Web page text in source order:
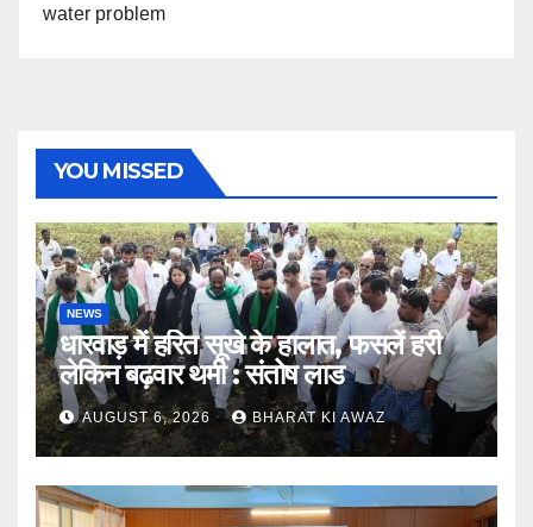
water problem
YOU MISSED
NEWS
धारवाड़ में हरित सूखे के हालात, फसलें हरी
लेकिन बढ़वार थमी : संतोष लाड
AUGUST 6, 2026 BHARAT KI AWAZ